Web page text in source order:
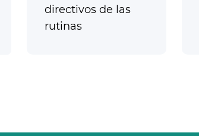
directivos de las
rutinas